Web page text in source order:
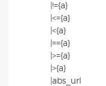
|!={a}
|<={a}
|<{a}
|=={a}
|>={a}
|>{a}
|abs_url